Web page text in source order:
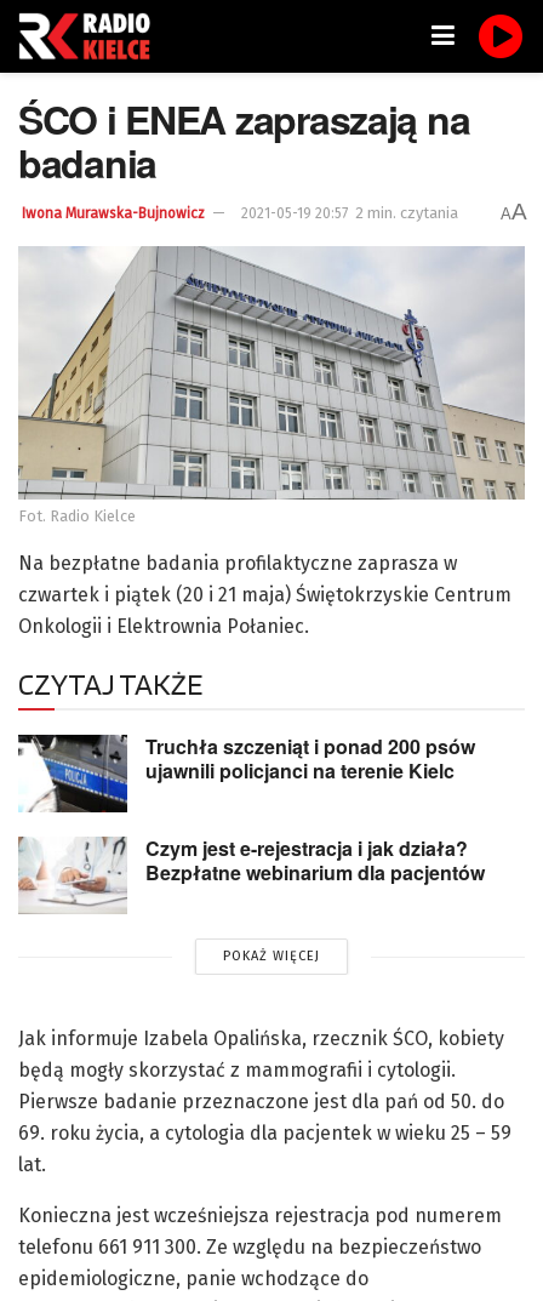
ŚCO i ENEA zapraszają na
badania
Iwona Murawska-Bujnowicz 2021-05-19 20:57 2 min. czytania AA
Fot. Radio Kielce
Na bezpłatne badania profilaktyczne zaprasza w
czwartek i piątek (20 i 21 maja) Świętokrzyskie Centrum
Onkologii i Elektrownia Połaniec.
CZYTAJ TAKŻE
Truchła szczeniąt i ponad 200 psów
ujawnili policjanci na terenie Kielc
Czym jest e-rejestracja i jak działa?
Bezpłatne webinarium dla pacjentów
POKAŻ WIĘCEJ
Jak informuje Izabela Opalińska, rzecznik ŚCO, kobiety
będą mogły skorzystać z mammografii i cytologii.
Pierwsze badanie przeznaczone jest dla pań od 50. do
69. roku życia, a cytologia dla pacjentek w wieku 25 – 59
lat.
Konieczna jest wcześniejsza rejestracja pod numerem
telefonu 661 911 300. Ze względu na bezpieczeństwo
epidemiologiczne, panie wchodzące do